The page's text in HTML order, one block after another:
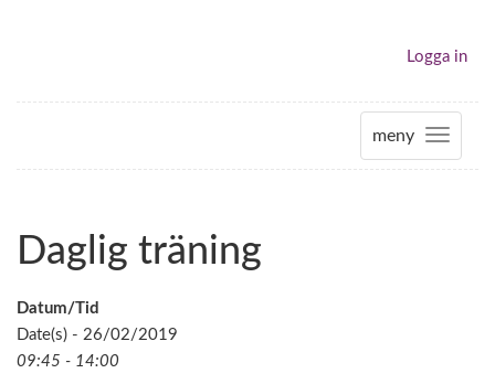
Logga in
meny
T
o
Daglig träning
Datum/Tid
Date(s) - 26/02/2019
09:45 - 14:00